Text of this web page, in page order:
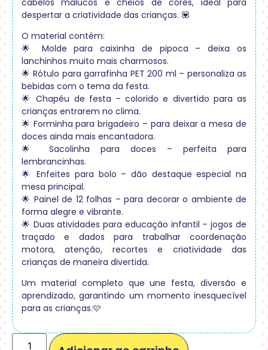
despertar a criatividade das crianças. 💟
O material contém:
🌟 Molde para caixinha de pipoca – deixa os
lanchinhos muito mais charmosos.
🌟 Rótulo para garrafinha PET 200 ml – personaliza as
bebidas com o tema da festa.
🌟 Chapéu de festa – colorido e divertido para as
crianças entrarem no clima.
🌟 Forminha para brigadeiro – para deixar a mesa de
doces ainda mais encantadora.
🌟 Sacolinha para doces – perfeita para
lembrancinhas.
🌟 Enfeites para bolo – dão destaque especial na
mesa principal.
🌟 Painel de 12 folhas – para decorar o ambiente de
forma alegre e vibrante.
🌟 Duas atividades para educação infantil – jogos de
traçado e dados para trabalhar coordenação
motora, atenção, recortes e criatividade das
crianças de maneira divertida.
Um material completo que une festa, diversão e
aprendizado, garantindo um momento inesquecível
para as crianças.🩷